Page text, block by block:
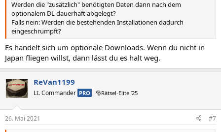
Werden die "zusätzlich" benötigten Daten dann nach dem
optionalem DL dauerhaft abgelegt?
Falls nein: Werden die bestehenden Installationen dadurch
eingeschrumpft?
Es handelt sich um optionale Downloads. Wenn du nicht in
Japan fliegen willst, dann lässt du es halt weg.
ReVan1199
Lt. Commander PRO 🎅Rätsel-Elite ’25
26. Mai 2021 #7